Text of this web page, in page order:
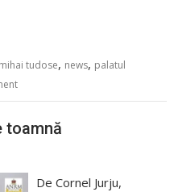
mihai tudose, news, palatul
toamnă
De Cornel Jurju,